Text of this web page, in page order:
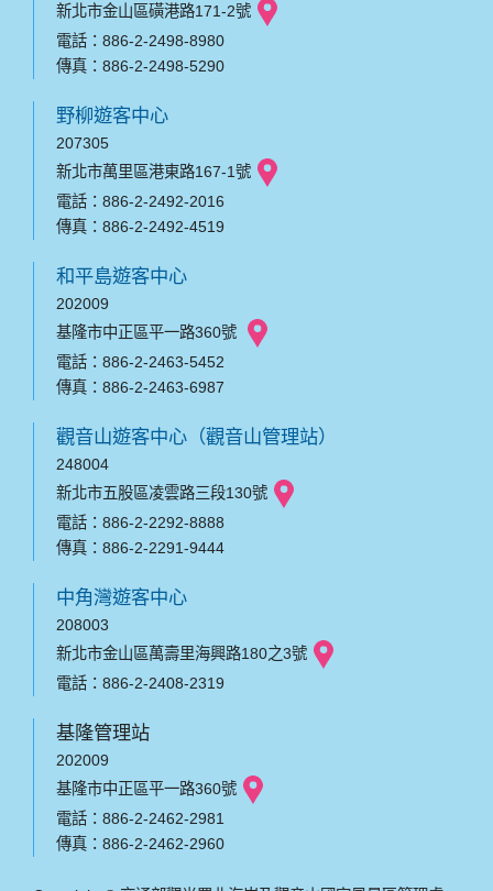
新北市金山區磺港路171-2號
電話：886-2-2498-8980
傳真：886-2-2498-5290
野柳遊客中心
207305
新北市萬里區港東路167-1號
電話：886-2-2492-2016
傳真：886-2-2492-4519
和平島遊客中心
202009
基隆市中正區平一路360號
電話：886-2-2463-5452
傳真：886-2-2463-6987
觀音山遊客中心（觀音山管理站）
248004
新北市五股區凌雲路三段130號
電話：886-2-2292-8888
傳真：886-2-2291-9444
中角灣遊客中心
208003
新北市金山區萬壽里海興路180之3號
電話：886-2-2408-2319
基隆管理站
202009
基隆市中正區平一路360號
電話：886-2-2462-2981
傳真：886-2-2462-2960